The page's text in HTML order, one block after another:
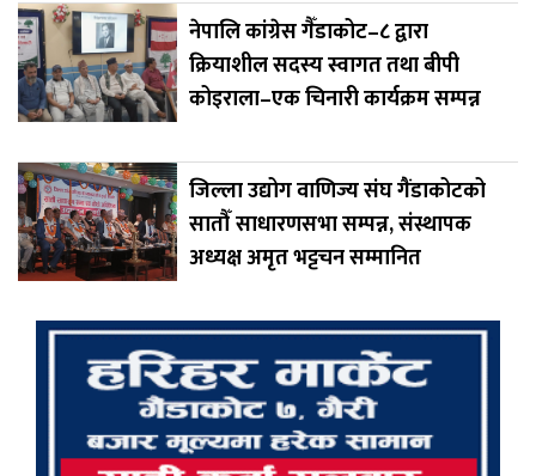
नेपालि कांग्रेस गैँडाकोट–८ द्वारा
क्रियाशील सदस्य स्वागत तथा बीपी
कोइराला–एक चिनारी कार्यक्रम सम्पन्न
जिल्ला उद्योग वाणिज्य संघ गैंडाकोटको
सातौँ साधारणसभा सम्पन्न, संस्थापक
अध्यक्ष अमृत भट्टचन सम्मानित